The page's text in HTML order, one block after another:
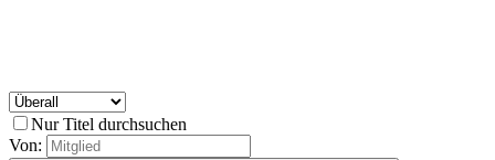
Nur Titel durchsuchen
Von: